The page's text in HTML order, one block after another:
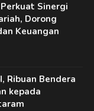
Sinergi
Dorong
Keuangan
Ribuan Bendera
kepada